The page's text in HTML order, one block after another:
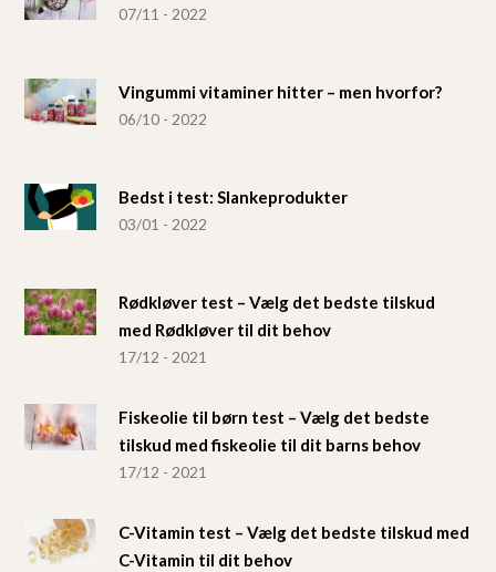
07/11 - 2022
Vingummi vitaminer hitter – men hvorfor?
06/10 - 2022
Bedst i test: Slankeprodukter
03/01 - 2022
Rødkløver test – Vælg det bedste tilskud
med Rødkløver til dit behov
17/12 - 2021
Fiskeolie til børn test – Vælg det bedste
tilskud med fiskeolie til dit barns behov
17/12 - 2021
C-Vitamin test – Vælg det bedste tilskud med
C-Vitamin til dit behov